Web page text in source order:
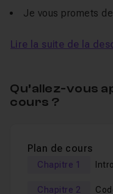
Je vous promets
Nous pousserons
Avant de vous lancer,
bases nécessaires
programme qui se
Lire la suite de la
Qu’allez-vous
cours ?
Plan de cours
Chapitre 1
Chapitre 2